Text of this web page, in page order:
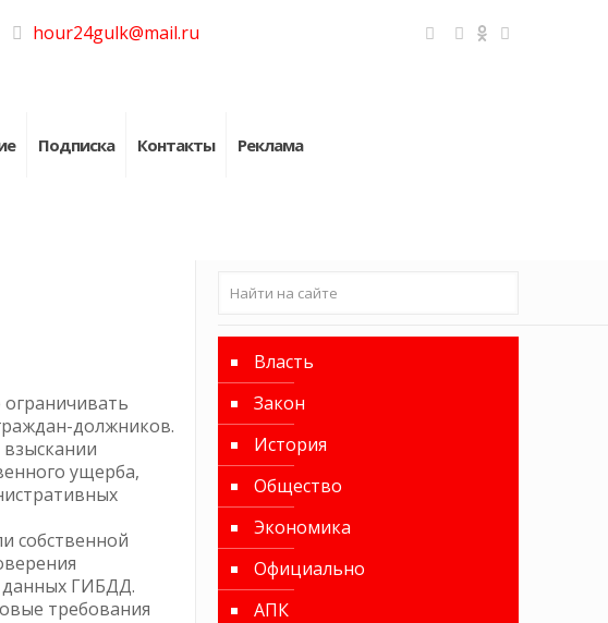
hour24gulk@mail.ru
Подписка Контакты Реклама
должников.
ущерба,
собственной
данных ГИБДД.
требования
Власть
Закон
История
Общество
Экономика
Официально
АПК